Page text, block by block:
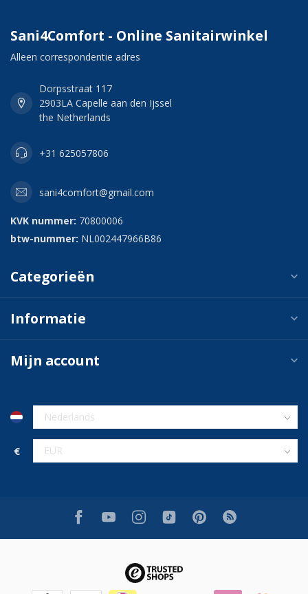
Sani4Comfort - Online Sanitairwinkel
Alleen correspondentie adres
Dorpsstraat 117
2903LA Capelle aan den Ijssel
the Netherlands
+31 625057806
sani4comfort@gmail.com
KVK nummer: 70800006
btw-nummer: NL002447966B86
Categorieën
Informatie
Mijn account
€